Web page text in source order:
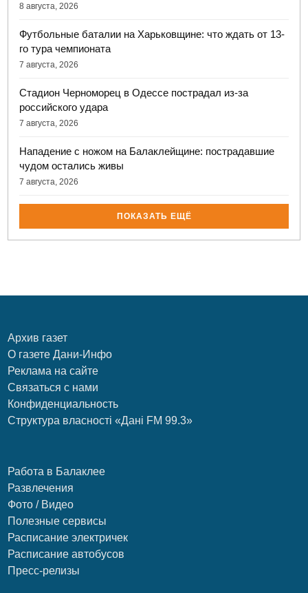
8 августа, 2026
Футбольные баталии на Харьковщине: что ждать от 13-
го тура чемпионата
7 августа, 2026
Стадион Черноморец в Одессе пострадал из-за
российского удара
7 августа, 2026
Нападение с ножом на Балаклейщине: пострадавшие
чудом остались живы
7 августа, 2026
ПОКАЗАТЬ ЕЩЁ
Архив газет
О газете Дани-Инфо
Реклама на сайте
Связаться с нами
Конфиденциальность
Структура власності «Дані FM 99.3»
Работа в Балаклее
Развлечения
Фото / Видео
Полезные сервисы
Расписание электричек
Расписание автобусов
Пресс-релизы